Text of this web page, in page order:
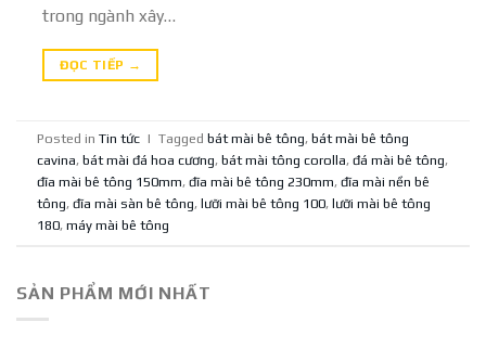
trong ngành xây…
ĐỌC TIẾP →
Posted inTin tức | Taggedbát mài bê tông,bát mài bê tông
cavina,bát mài đá hoa cương,bát mài tông corolla,đá mài bê tông,
đĩa mài bê tông 150mm,đĩa mài bê tông 230mm,đĩa mài nền bê
tông,đĩa mài sàn bê tông,lưỡi mài bê tông 100,lưỡi mài bê tông
180,máy mài bê tông
SẢN PHẨM MỚI NHẤT